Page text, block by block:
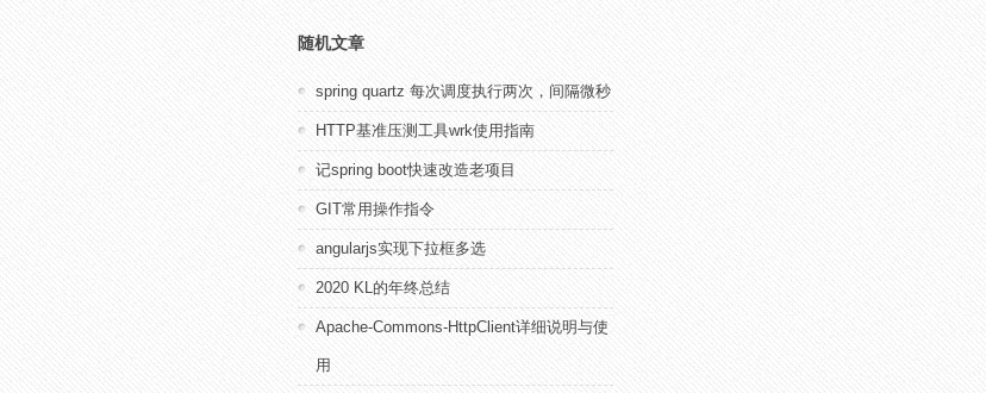
随机文章
spring quartz 每次调度执行两次，间隔微秒
HTTP基准压测工具wrk使用指南
记spring boot快速改造老项目
GIT常用操作指令
angularjs实现下拉框多选
2020 KL的年终总结
Apache-Commons-HttpClient详细说明与使
用